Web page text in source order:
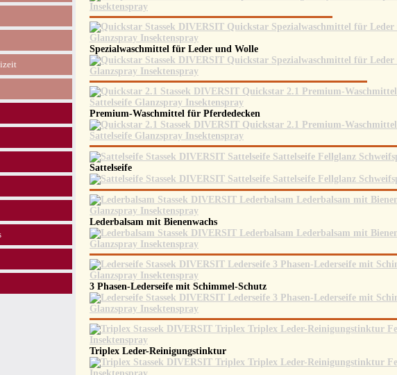
Spezialwaschmittel für Leder und Wolle
Premium-Waschmittel für Pferdedecken
Sattelseife
Lederbalsam mit Bienenwachs
3 Phasen-Lederseife mit Schimmel-Schutz
Triplex Leder-Reinigungstinktur